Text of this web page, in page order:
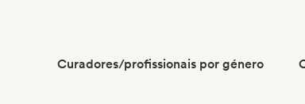
Curadores/profissionais por género